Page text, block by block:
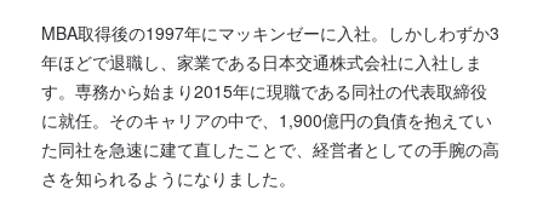
MBA取得後の1997年にマッキンゼーに入社。しかしわずか3
年ほどで退職し、家業である日本交通株式会社に入社しま
す。専務から始まり2015年に現職である同社の代表取締役
に就任。そのキャリアの中で、1,900億円の負債を抱えてい
た同社を急速に建て直したことで、経営者としての手腕の高
さを知られるようになりました。